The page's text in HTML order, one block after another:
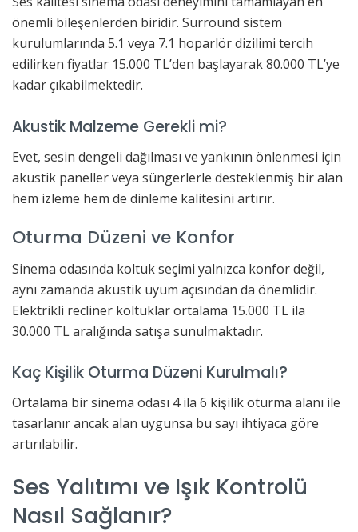
önemli bileşenlerden biridir. Surround sistem
kurulumlarında 5.1 veya 7.1 hoparlör dizilimi tercih
edilirken fiyatlar 15.000 TL’den başlayarak 80.000 TL’ye
kadar çıkabilmektedir.
Akustik Malzeme Gerekli mi?
Evet, sesin dengeli dağılması ve yankının önlenmesi için
akustik paneller veya süngerlerle desteklenmiş bir alan
hem izleme hem de dinleme kalitesini artırır.
Oturma Düzeni ve Konfor
Sinema odasında koltuk seçimi yalnızca konfor değil,
aynı zamanda akustik uyum açısından da önemlidir.
Elektrikli recliner koltuklar ortalama 15.000 TL ila
30.000 TL aralığında satışa sunulmaktadır.
Kaç Kişilik Oturma Düzeni Kurulmalı?
Ortalama bir sinema odası 4 ila 6 kişilik oturma alanı ile
tasarlanır ancak alan uygunsa bu sayı ihtiyaca göre
artırılabilir.
Ses Yalıtımı ve Işık Kontrolü
Nasıl Sağlanır?